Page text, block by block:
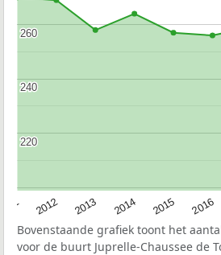
2012 2013 2014 2015 2016
220
220
240
240
260
260
Bovenstaande grafiek toont het
voor de buurt Juprelle-Chaussee de